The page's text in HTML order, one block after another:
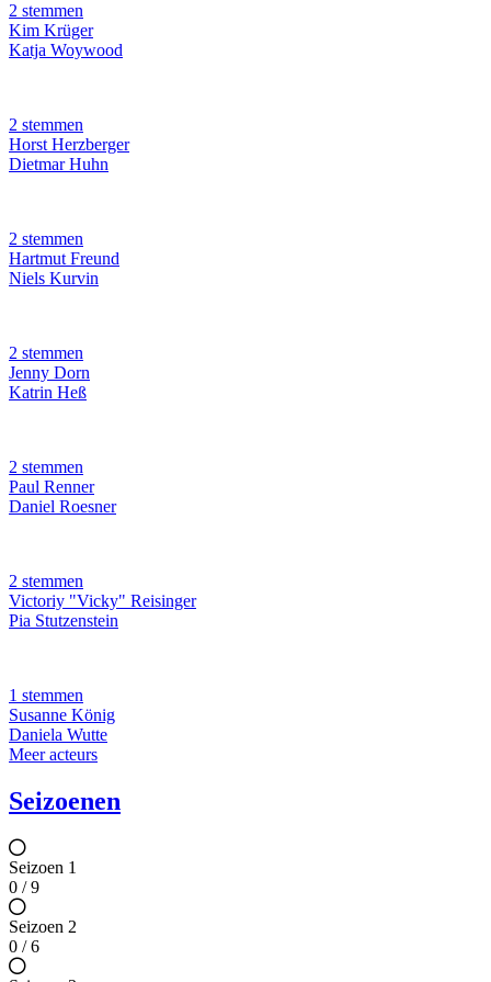
2 stemmen
Kim Krüger
Katja Woywood
2 stemmen
Horst Herzberger
Dietmar Huhn
2 stemmen
Hartmut Freund
Niels Kurvin
2 stemmen
Jenny Dorn
Katrin Heß
2 stemmen
Paul Renner
Daniel Roesner
2 stemmen
Victoriy "Vicky" Reisinger
Pia Stutzenstein
1 stemmen
Susanne König
Daniela Wutte
Meer acteurs
Seizoenen
Seizoen 1
0 / 9
Seizoen 2
0 / 6